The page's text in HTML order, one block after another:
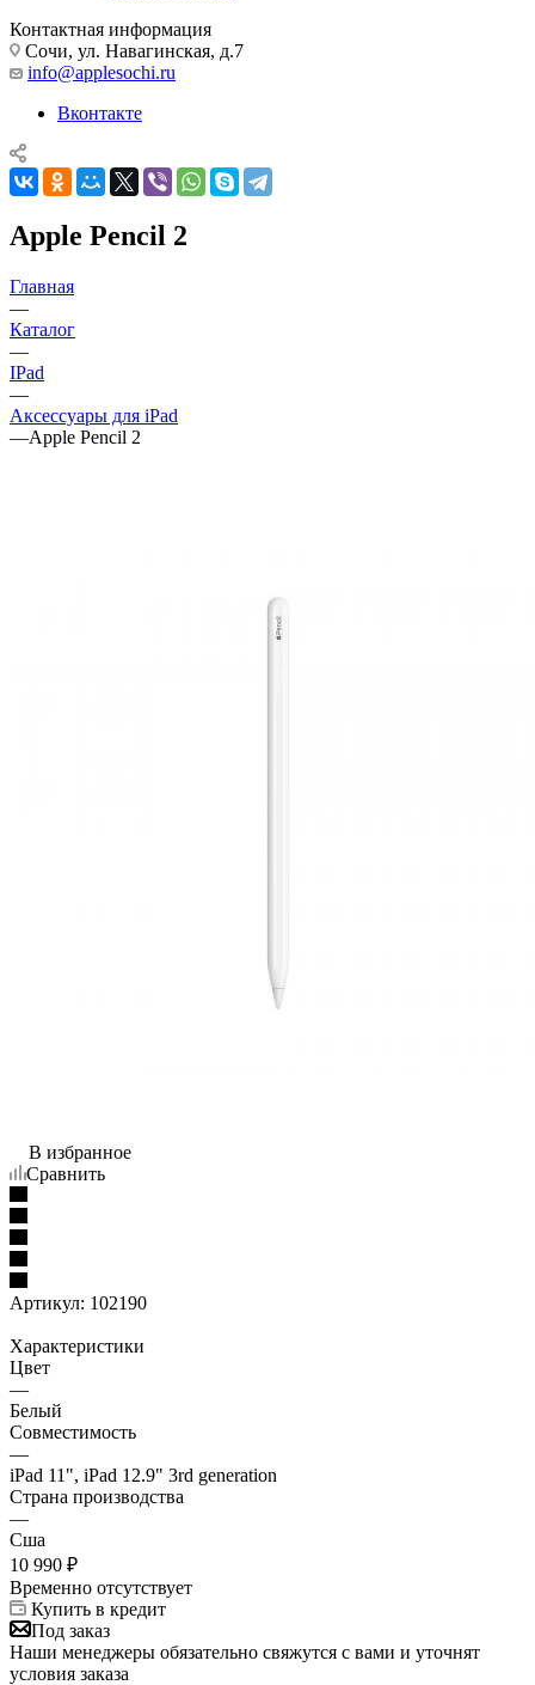
Контактная информация
Сочи, ул. Навагинская, д.7
info@applesochi.ru
Вконтакте
Apple Pencil 2
Главная
—
Каталог
—
IPad
—
Аксессуары для iPad
—Apple Pencil 2
В избранное
Сравнить
Артикул: 102190
Характеристики
Цвет
—
Белый
Совместимость
—
iPad 11", iPad 12.9" 3rd generation
Страна производства
—
Сша
10 990 ₽
Временно отсутствует
Купить в кредит
Под заказ
Наши менеджеры обязательно свяжутся с вами и уточнят
условия заказа